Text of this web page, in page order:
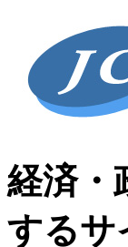
経済・
するサ